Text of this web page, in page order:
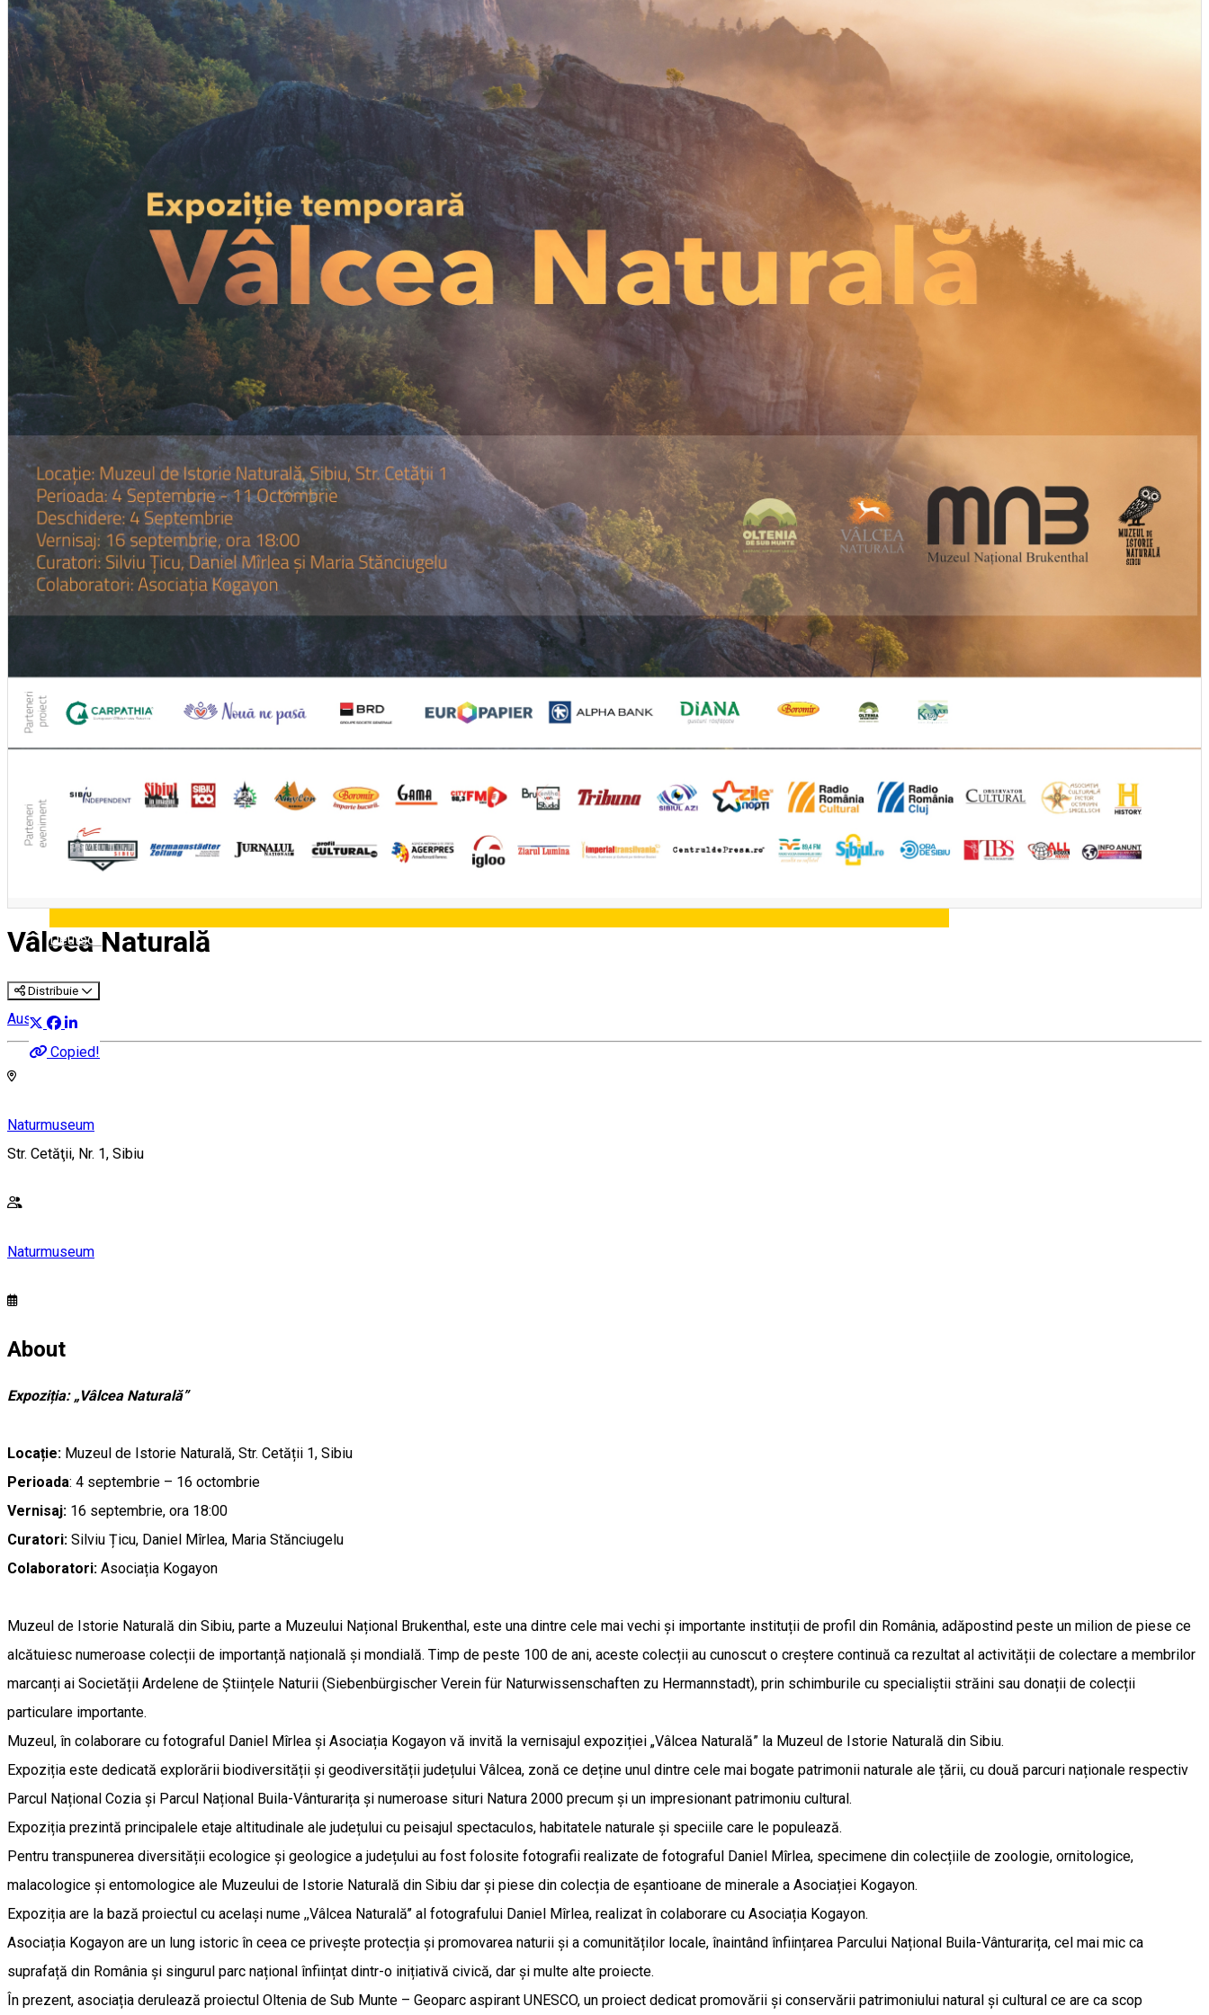
English
Deutsch
Vâlcea Naturală
Distribuie
Copied!
Ausstellung
Naturmuseum
Str. Cetăţii, Nr. 1, Sibiu
Naturmuseum
About
Expoziția: „Vâlcea Naturală”
Locație: Muzeul de Istorie Naturală, Str. Cetății 1, Sibiu
Perioada: 4 septembrie – 16 octombrie
Vernisaj: 16 septembrie, ora 18:00
Curatori: Silviu Țicu, Daniel Mîrlea, Maria Stănciugelu
Colaboratori: Asociația Kogayon
Muzeul de Istorie Naturală din Sibiu, parte a Muzeului Național Brukenthal, este una dintre cele mai vechi și importante instituții de profil din România, adăpostind peste un milion de piese ce
alcătuiesc numeroase colecții de importanță națională și mondială. Timp de peste 100 de ani, aceste colecții au cunoscut o creștere continuă ca rezultat al activității de colectare a membrilor
marcanți ai Societății Ardelene de Științele Naturii (Siebenbürgischer Verein für Naturwissenschaften zu Hermannstadt), prin schimburile cu specialiștii străini sau donații de colecții
particulare importante.
Muzeul, în colaborare cu fotograful Daniel Mîrlea și Asociația Kogayon vă invită la vernisajul expoziției „Vâlcea Naturală” la Muzeul de Istorie Naturală din Sibiu.
Expoziția este dedicată explorării biodiversității și geodiversității județului Vâlcea, zonă ce deține unul dintre cele mai bogate patrimonii naturale ale țării, cu două parcuri naționale respectiv
Parcul Național Cozia și Parcul Național Buila-Vânturarița și numeroase situri Natura 2000 precum și un impresionant patrimoniu cultural.
Expoziția prezintă principalele etaje altitudinale ale județului cu peisajul spectaculos, habitatele naturale și speciile care le populează.
Pentru transpunerea diversității ecologice și geologice a județului au fost folosite fotografii realizate de fotograful Daniel Mîrlea, specimene din colecțiile de zoologie, ornitologice,
malacologice și entomologice ale Muzeului de Istorie Naturală din Sibiu dar și piese din colecția de eșantioane de minerale a Asociației Kogayon.
Expoziția are la bază proiectul cu același nume ,,Vâlcea Naturală’’ al fotografului Daniel Mîrlea, realizat în colaborare cu Asociația Kogayon.
Asociația Kogayon are un lung istoric în ceea ce privește protecția și promovarea naturii și a comunităților locale, înaintând înființarea Parcului Național Buila-Vânturarița, cel mai mic ca
suprafață din România și singurul parc național înființat dintr-o inițiativă civică, dar și multe alte proiecte.
În prezent, asociația derulează proiectul Oltenia de Sub Munte – Geoparc aspirant UNESCO, un proiect dedicat promovării și conservării patrimoniului natural și cultural ce are ca scop